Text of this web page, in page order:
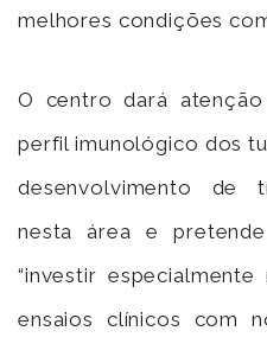
melhores condições
O centro dará
perfil imunológico dos
desenvolvimento de
nesta área e
“investir
ensaios clínicos com